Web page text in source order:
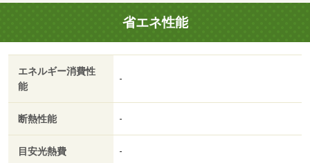
ット相談／照明付／全居室洋室／ウォークインクロゼット
／クッションフロア／エアコン２台／ネット使用料不要／
収納２間／築２年以内／サンルーム／未入居／敷地内ごみ
置き場／東南向き／都市ガス／ＢＳ／礼金１ヶ月／ＩＴ重
説 対応物件／初期費用カード決済可／家賃カード決済可
／ラ・ムー彦根平田店（スーパー）まで１５０ｍ／ローソ
（スーパー）まで２８００ｍ／彦根市立病院（病院）まで
１２００ｍ／金城幼稚園（幼稚園・保育園）まで７００ｍ
省エネ性能
エネルギー消費性
能
-
断熱性能 -
目安光熱費 -